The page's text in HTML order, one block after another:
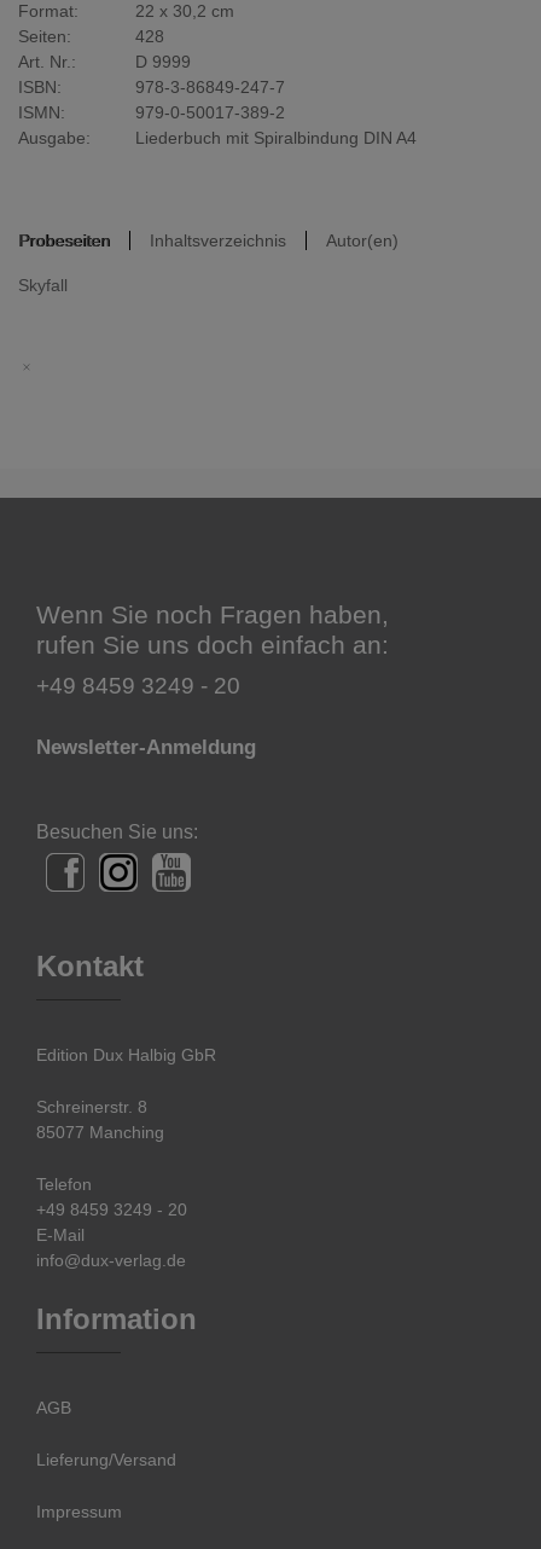
Format:
22 x 30,2 cm
Seiten:
428
Art. Nr.:
D 9999
ISBN:
978-3-86849-247-7
ISMN:
979-0-50017-389-2
Ausgabe:
Liederbuch mit Spiralbindung DIN A4
Probeseiten Inhaltsverzeichnis Autor(en)
Skyfall
Wenn Sie noch Fragen haben,
rufen Sie uns doch einfach an:
+49 8459 3249 - 20
Newsletter-Anmeldung
Besuchen Sie uns:
Kontakt
Edition Dux Halbig GbR
Schreinerstr. 8
85077 Manching
Telefon
+49 8459 3249 - 20
E-Mail
info@dux-verlag.de
Information
AGB
Lieferung/Versand
Impressum